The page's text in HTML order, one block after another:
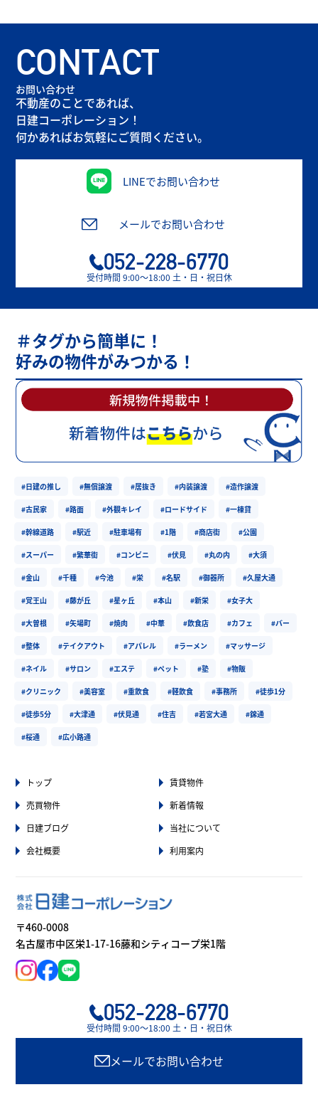
CONTACT
お問い合わせ
不動産のことであれば、
日建コーポレーション！
何かあればお気軽にご質問ください。
LINEでお問い合わせ
メールでお問い合わせ
052-228-6770
受付時間 9:00〜18:00 土・日・祝日休
＃タグから簡単に！
好みの物件がみつかる！
#日建の推し #無償譲渡 #居抜き #内装譲渡 #造作譲渡
#古民家 #路面 #外観キレイ #ロードサイド #一棟貸
#幹線道路 #駅近 #駐車場有 #1階 #商店街 #公園
#スーパー #繁華街 #コンビニ #伏見 #丸の内 #大須
#金山 #千種 #今池 #栄 #名駅 #御器所 #久屋大通
#覚王山 #藤が丘 #星ヶ丘 #本山 #新栄 #女子大
#大曽根 #矢場町 #焼肉 #中華 #飲食店 #カフェ #バー
#整体 #テイクアウト #アパレル #ラーメン #マッサージ
#ネイル #サロン #エステ #ペット #塾 #物販
#クリニック #美容室 #重飲食 #軽飲食 #事務所 #徒歩1分
#徒歩5分 #大津通 #伏見通 #住吉 #若宮大通 #錦通
#桜通 #広小路通
トップ
賃貸物件
売買物件
新着情報
日建ブログ
当社について
会社概要
利用案内
〒460-0008
名古屋市中区栄1-17-16藤和シティコープ栄1階
052-228-6770
受付時間 9:00〜18:00 土・日・祝日休
メールでお問い合わせ